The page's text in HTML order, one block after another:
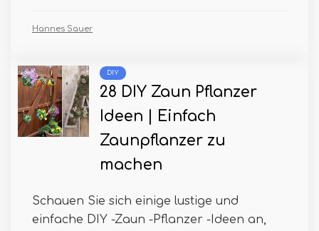
Hannes Sauer
DIY
28 DIY Zaun Pflanzer
Ideen | Einfach
Zaunpflanzer zu
machen
Schauen Sie sich einige lustige und
einfache DIY -Zaun -Pflanzer -Ideen an,